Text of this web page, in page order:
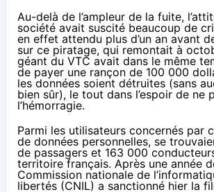
Au-delà de l’ampleur de la fuite,
société avait suscité beaucoup de
en effet attendu plus d’un an avant
sur ce piratage, qui remontait à
géant du VTC avait dans le même
de payer une rançon de 100 000
les données soient détruites (sans
bien sûr), le tout dans l’espoir de ne
l’hémorragie.
Parmi les utilisateurs concernés par
de données personnelles, se
de passagers et 163 000
territoire français. Après une année
Commission nationale de
libertés (CNIL) a sanctionné hier la